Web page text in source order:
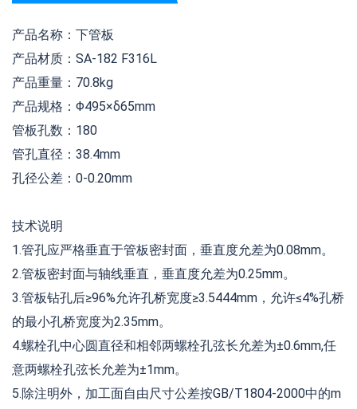
产品名称：下管板
产品材质：SA-182 F316L
产品重量：70.8kg
产品规格：Φ495×δ65mm
管板孔数：180
管孔直径：38.4mm
孔径公差：0-0.20mm
技术说明
1.管孔应严格垂直于管板密封面，垂直度允差为0.08mm。
2.管板密封面与轴线垂直，垂直度允差为0.25mm。
3.管板钻孔后≥96%允许孔桥宽度≥3.5444mm，允许≤4%孔桥
的最小孔桥宽度为2.35mm。
4.螺栓孔中心圆直径和相邻两螺栓孔弦长允差为±0.6mm,任
意两螺栓孔弦长允差为±1mm。
5.除注明外，加工面自由尺寸公差按GB/T1804-2000中的m